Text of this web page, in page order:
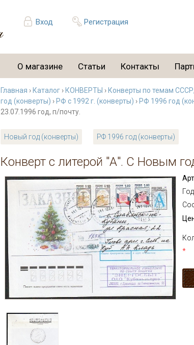
Вход Регистрация
О магазине Статьи Контакты
Главная › Каталог › КОНВЕРТЫ › Конверты по темам
год (конверты) › РФ с 1992 г. (конверты) › РФ 1996 год
23.07.1996 год, п/почту.
Новый год (конверты) РФ 1996 год (конверты)
Конверт с литерой "А". С Новым
*